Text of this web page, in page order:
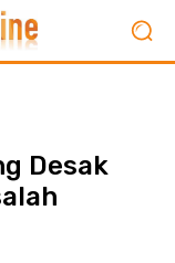
Desak